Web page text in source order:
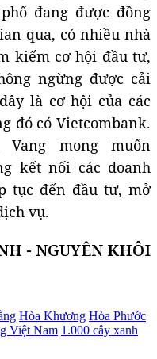
đang được đồng
qua, có nhiều nhà
kiếm cơ hội đầu tư,
ngừng được cải
là cơ hội của các
đó có Vietcombank.
mong muốn
kết nối các doanh
tục đến đầu tư, mở
vụ.
- NGUYÊN KHÔI
Hòa Khương Hòa Phước
Việt Nam 1.000 cây xanh